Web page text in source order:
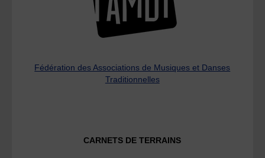
Fédération des Associations de Musiques et Danses
Traditionnelles
CARNETS DE TERRAINS